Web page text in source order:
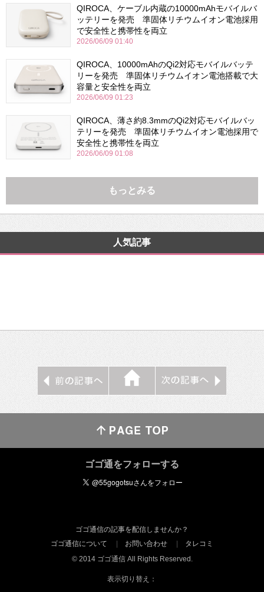
QIROCA、ケーブル内蔵の10000mAhモバイルバ
ッテリーを発売 準固体リチウムイオン電池採用
で安全性と携帯性を両立
2026/06/09 01:40
QIROCA、10000mAhのQi2対応モバイルバッテ
リーを発売 準固体リチウムイオン電池搭載で大
容量と安全性を両立
2026/06/09 01:23
QIROCA、薄さ約8.3mmのQi2対応モバイルバッ
テリーを発売 準固体リチウムイオン電池採用で
安全性と携帯性を両立
2026/06/09 01:08
もっとみる
人気記事
ゴゴ通をフォローする
ゴゴ通信の記事を配信しませんか？
ゴゴ通信について
お問い合わせ
タレコミ
© 2014 ゴゴ通信 All Rights Reserved.
表示切り替え：